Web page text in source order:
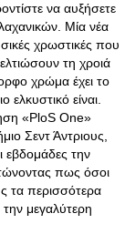
να αυξήσετε
Μία νέα
χρωστικές που
τη χροιά
χρώμα έχει το
είναι.
«PloS One»
Σεντ Άντριους,
εβδομάδες την
πως όσοι
τα περισσότερα
μεγαλύτερη